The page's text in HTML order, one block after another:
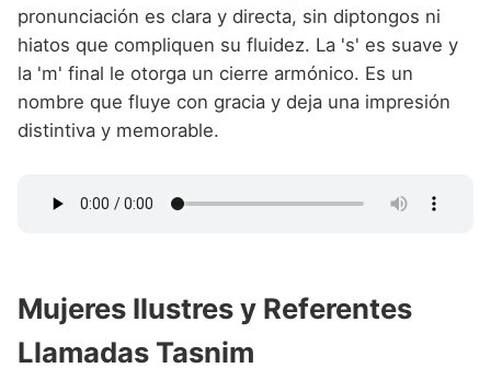
pronunciación es clara y directa, sin diptongos ni
hiatos que compliquen su fluidez. La 's' es suave y
la 'm' final le otorga un cierre armónico. Es un
nombre que fluye con gracia y deja una impresión
distintiva y memorable.
Mujeres Ilustres y Referentes
Llamadas Tasnim